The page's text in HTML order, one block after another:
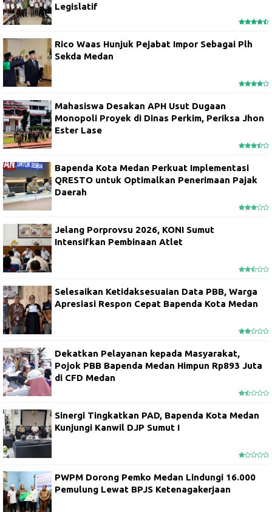
Legislatif
Rico Waas Hunjuk Pejabat Impor Sebagai Plh
Sekda Medan
Mahasiswa Desakan APH Usut Dugaan
Monopoli Proyek di Dinas Perkim, Periksa Jhon
Ester Lase
Bapenda Kota Medan Perkuat Implementasi
QRESTO untuk Optimalkan Penerimaan Pajak
Daerah
Jelang Porprovsu 2026, KONI Sumut
Intensifkan Pembinaan Atlet
Selesaikan Ketidaksesuaian Data PBB, Warga
Apresiasi Respon Cepat Bapenda Kota Medan
Dekatkan Pelayanan kepada Masyarakat,
Pojok PBB Bapenda Medan Himpun Rp893 Juta
di CFD Medan
Sinergi Tingkatkan PAD, Bapenda Kota Medan
Kunjungi Kanwil DJP Sumut I
PWPM Dorong Pemko Medan Lindungi 16.000
Pemulung Lewat BPJS Ketenagakerjaan